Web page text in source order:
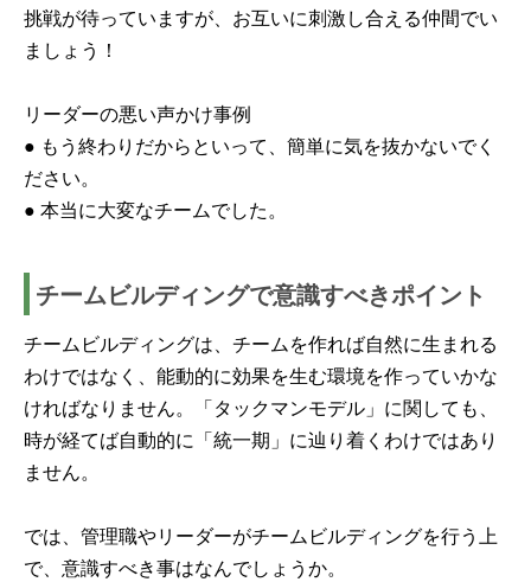
挑戦が待っていますが、お互いに刺激し合える仲間でい
ましょう！
リーダーの悪い声かけ事例
● もう終わりだからといって、簡単に気を抜かないでく
ださい。
● 本当に大変なチームでした。
チームビルディングで意識すべきポイント
チームビルディングは、チームを作れば自然に生まれる
わけではなく、能動的に効果を生む環境を作っていかな
ければなりません。「タックマンモデル」に関しても、
時が経てば自動的に「統一期」に辿り着くわけではあり
ません。
では、管理職やリーダーがチームビルディングを行う上
で、意識すべき事はなんでしょうか。